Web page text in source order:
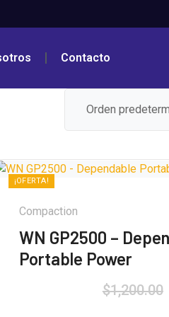
Contacto
¡OFERTA!
Compaction
WN GP2500 –
Portable Power
$1,200.00